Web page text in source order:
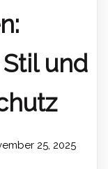
und
25, 2025